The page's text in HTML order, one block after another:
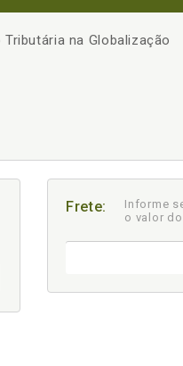
na Globalização
Frete:
Informe
o valor